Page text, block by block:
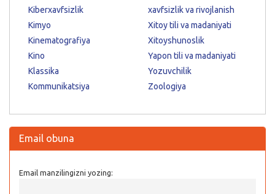
Kiberxavfsizlik
Kimyo
Kinematografiya
Kino
Klassika
Kommunikatsiya
xavfsizlik va rivojlanish
Xitoy tili va madaniyati
Xitoyshunoslik
Yapon tili va madaniyati
Yozuvchilik
Zoologiya
Email obuna
Email manzilingizni yozing: